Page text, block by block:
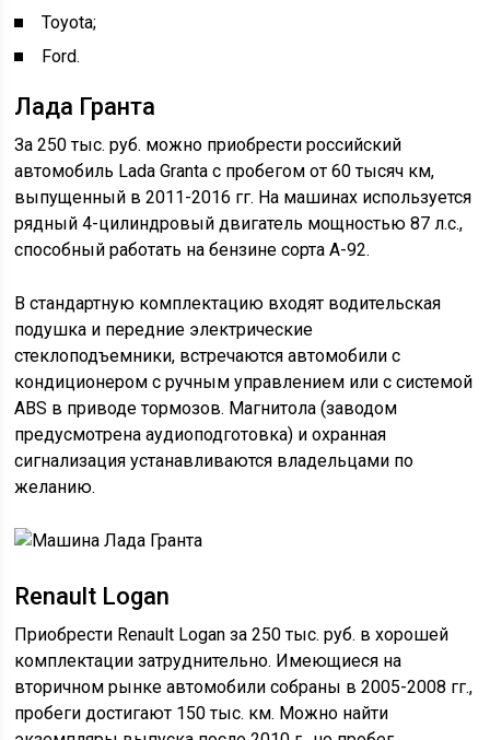
Toyota;
Ford.
Лада Гранта
За 250 тыс. руб. можно приобрести российский
автомобиль Lada Granta с пробегом от 60 тысяч км,
выпущенный в 2011-2016 гг. На машинах используется
рядный 4-цилиндровый двигатель мощностью 87 л.с.,
способный работать на бензине сорта А-92.
В стандартную комплектацию входят водительская
подушка и передние электрические
стеклоподъемники, встречаются автомобили с
кондиционером с ручным управлением или с системой
ABS в приводе тормозов. Магнитола (заводом
предусмотрена аудиоподготовка) и охранная
сигнализация устанавливаются владельцами по
желанию.
Renault Logan
Приобрести Renault Logan за 250 тыс. руб. в хорошей
комплектации затруднительно. Имеющиеся на
вторичном рынке автомобили собраны в 2005-2008 гг.,
пробеги достигают 150 тыс. км. Можно найти